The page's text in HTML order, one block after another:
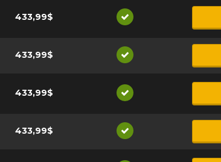
433,99$
Disponible
433,99$
Disponible
433,99$
Disponible
433,99$
Disponible